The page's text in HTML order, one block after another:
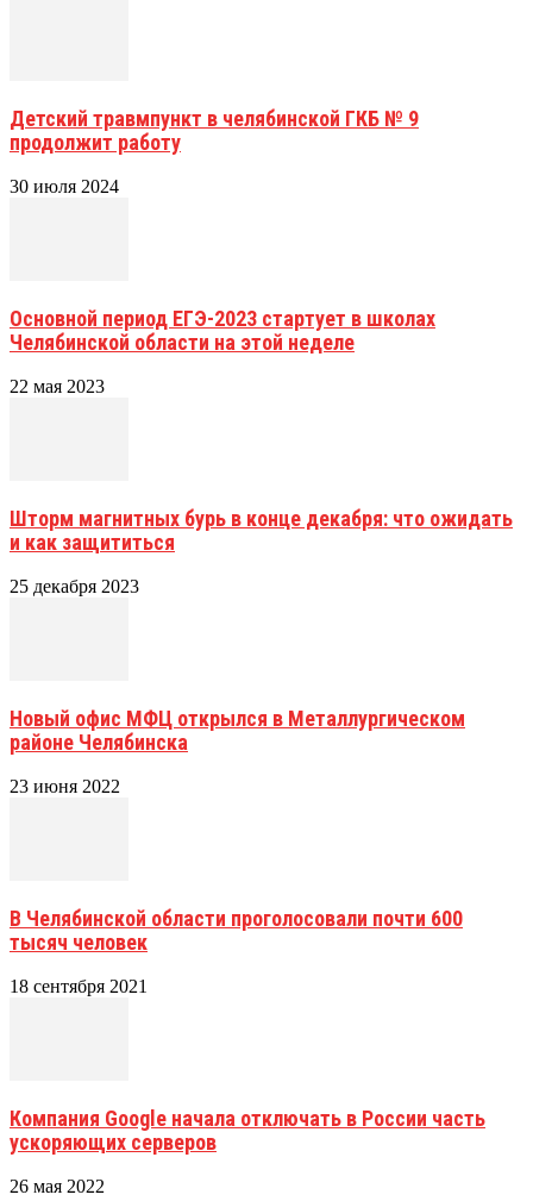
Детский травмпункт в челябинской ГКБ № 9
продолжит работу
30 июля 2024
Основной период ЕГЭ-2023 стартует в школах
Челябинской области на этой неделе
22 мая 2023
Шторм магнитных бурь в конце декабря: что ожидать
и как защититься
25 декабря 2023
Новый офис МФЦ открылся в Металлургическом
районе Челябинска
23 июня 2022
В Челябинской области проголосовали почти 600
тысяч человек
18 сентября 2021
Компания Google начала отключать в России часть
ускоряющих серверов
26 мая 2022